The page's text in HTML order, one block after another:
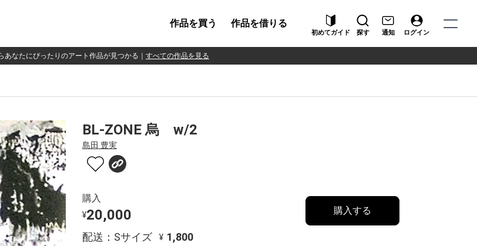
作品を買う 作品を借りる
初めてガイド 探す 通知 ログイン
あなたにぴったりのアート作品が見つかる すべての作品を見る
BL-ZONE 烏 w/2
島田 豊実
購入
¥20,000
配送：Sサイズ ¥ 1,800
購入する